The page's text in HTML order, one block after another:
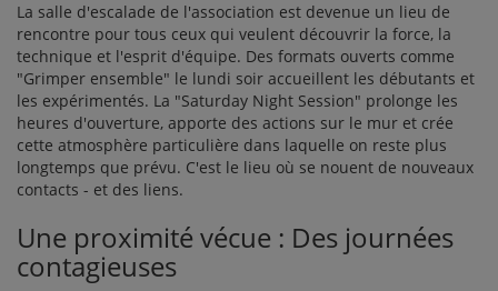
La salle d'escalade de l'association est devenue un lieu de
rencontre pour tous ceux qui veulent découvrir la force, la
technique et l'esprit d'équipe. Des formats ouverts comme
"Grimper ensemble" le lundi soir accueillent les débutants et
les expérimentés. La "Saturday Night Session" prolonge les
heures d'ouverture, apporte des actions sur le mur et crée
cette atmosphère particulière dans laquelle on reste plus
longtemps que prévu. C'est le lieu où se nouent de nouveaux
contacts - et des liens.
Une proximité vécue : Des journées
contagieuses